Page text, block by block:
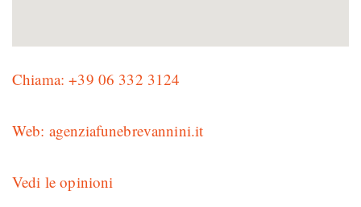
Chiama: +39 06 332 3124
Web: agenziafunebrevannini.it
Vedi le opinioni